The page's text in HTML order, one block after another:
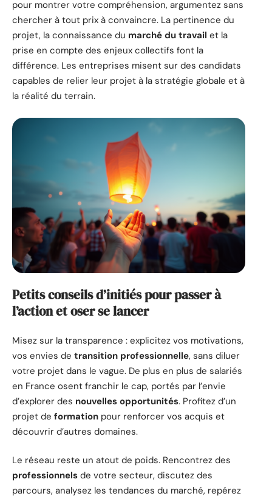
pour montrer votre compréhension, argumentez sans
chercher à tout prix à convaincre. La pertinence du
projet, la connaissance du marché du travail et la
prise en compte des enjeux collectifs font la
différence. Les entreprises misent sur des candidats
capables de relier leur projet à la stratégie globale et à
la réalité du terrain.
Petits conseils d’initiés pour passer à
l’action et oser se lancer
Misez sur la transparence : explicitez vos motivations,
vos envies de transition professionnelle, sans diluer
votre projet dans le vague. De plus en plus de salariés
en France osent franchir le cap, portés par l’envie
d’explorer des nouvelles opportunités. Profitez d’un
projet de formation pour renforcer vos acquis et
découvrir d’autres domaines.
Le réseau reste un atout de poids. Rencontrez des
professionnels de votre secteur, discutez des
parcours, analysez les tendances du marché, repérez